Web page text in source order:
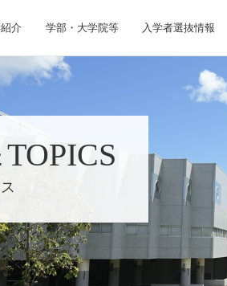
介 学部・大学院等 入学者選抜情報